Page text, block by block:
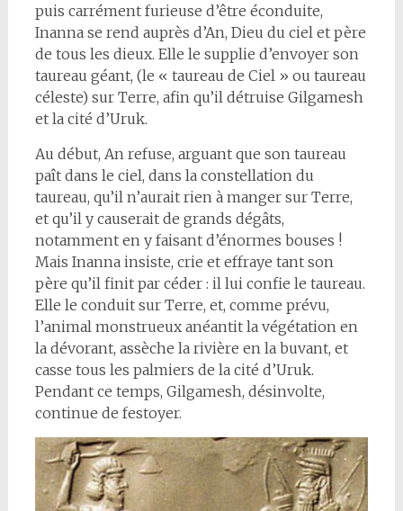
puis carrément furieuse d’être éconduite,
Inanna se rend auprès d’An, Dieu du ciel et père
de tous les dieux. Elle le supplie d’envoyer son
taureau géant, (le « taureau de Ciel » ou taureau
céleste) sur Terre, afin qu’il détruise Gilgamesh
et la cité d’Uruk.
Au début, An refuse, arguant que son taureau
paît dans le ciel, dans la constellation du
taureau, qu’il n’aurait rien à manger sur Terre,
et qu’il y causerait de grands dégâts,
notamment en y faisant d’énormes bouses !
Mais Inanna insiste, crie et effraye tant son
père qu’il finit par céder : il lui confie le taureau.
Elle le conduit sur Terre, et, comme prévu,
l’animal monstrueux anéantit la végétation en
la dévorant, assèche la rivière en la buvant, et
casse tous les palmiers de la cité d’Uruk.
Pendant ce temps, Gilgamesh, désinvolte,
continue de festoyer.